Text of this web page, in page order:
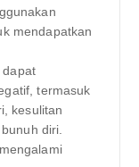
mendapatkan
dapat
termasuk
kesulitan
diri.